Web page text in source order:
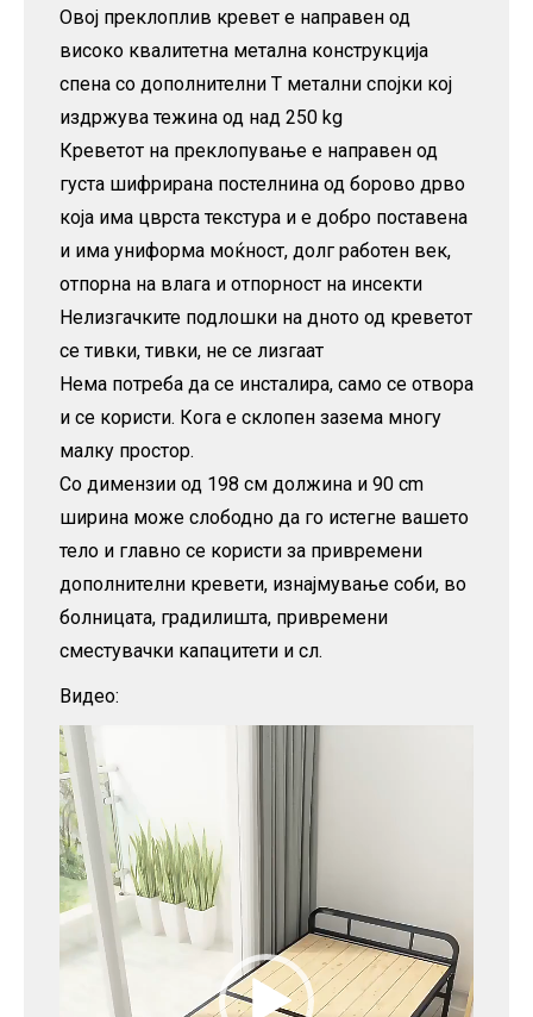
Овој преклоплив кревет е направен од
високо квалитетна метална конструкција
спена со дополнителни Т метални спојки кој
издржува тежина од над 250 kg
Креветот на преклопување е направен од
густа шифрирана постелнина од борово дрво
која има цврста текстура и е добро поставена
и има униформа моќност, долг работен век,
отпорна на влага и отпорност на инсекти
Нелизгачките подлошки на дното од креветот
се тивки, тивки, не се лизгаат
Нема потреба да се инсталира, само се отвора
и се користи. Кога е склопен зазема многу
малку простор.
Со димензии од 198 см должина и 90 cm
ширина може слободно да го истегне вашето
тело и главно се користи за привремени
дополнителни кревети, изнајмување соби, во
болницата, градилишта, привремени
сместувачки капацитети и сл.
Видео:
Видео
плејер